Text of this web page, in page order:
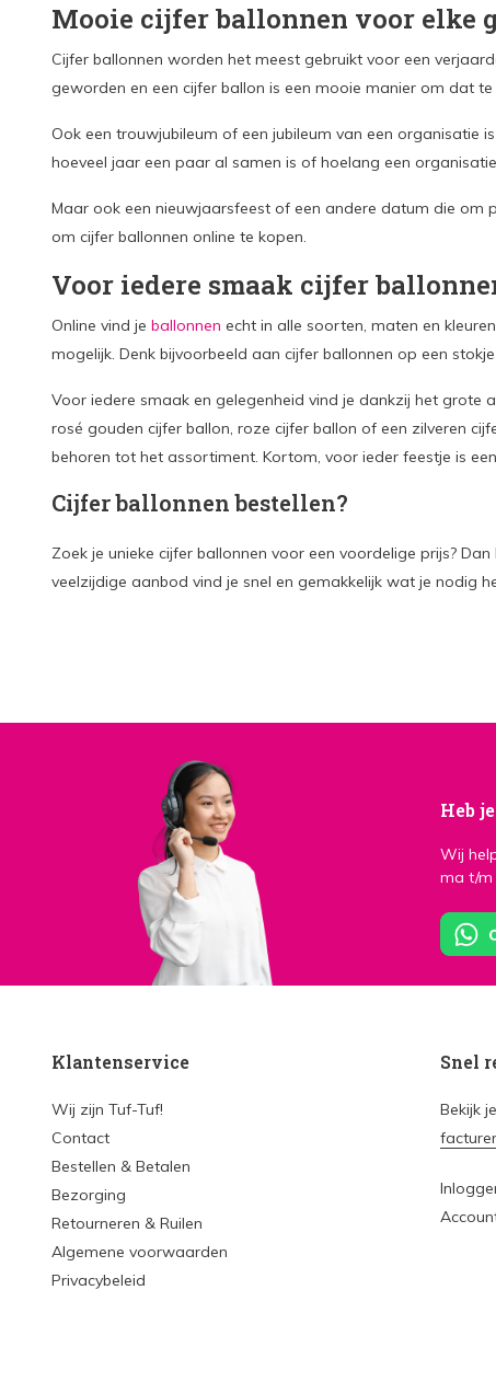
Mooie cijfer ballonnen voor elke
Cijfer ballonnen worden het meest gebruikt voor een
geworden en een cijfer ballon is een mooie manier om dat
Ook een trouwjubileum of een jubileum van een organisatie
hoeveel jaar een paar al samen is of hoelang een
Maar ook een nieuwjaarsfeest of een andere datum die om
om cijfer ballonnen online te kopen.
Voor iedere smaak cijfer
Online vind je ballonnen echt in alle soorten, maten en
mogelijk. Denk bijvoorbeeld aan cijfer ballonnen op een
Voor iedere smaak en gelegenheid vind je dankzij het grote
rosé gouden cijfer ballon, roze cijfer ballon of een zilveren
behoren tot het assortiment. Kortom, voor ieder feestje is
Cijfer ballonnen bestellen?
Zoek je unieke cijfer ballonnen voor een voordelige prijs?
veelzijdige aanbod vind je snel en gemakkelijk wat je nodig
Heb
Wij
ma t/m
Klantenservice
Wij zijn Tuf-Tuf!
Contact
Bestellen & Betalen
Bezorging
Retourneren & Ruilen
Algemene voorwaarden
Privacybeleid
Snel
Bekijk je